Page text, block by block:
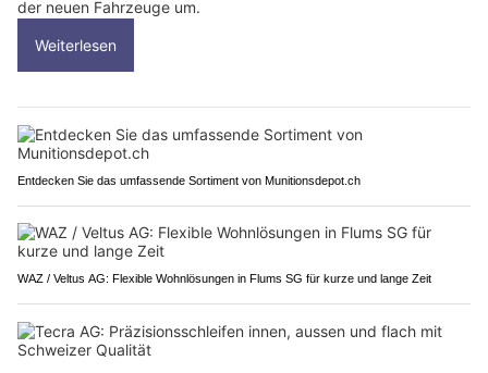
der neuen Fahrzeuge um.
Weiterlesen
Entdecken Sie das umfassende Sortiment von Munitionsdepot.ch
WAZ / Veltus AG: Flexible Wohnlösungen in Flums SG für kurze und lange Zeit